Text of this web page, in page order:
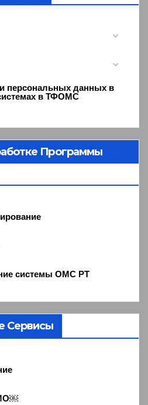
персональных данных в
в ТФОМС
Программы
системы ОМС РТ
Сервисы